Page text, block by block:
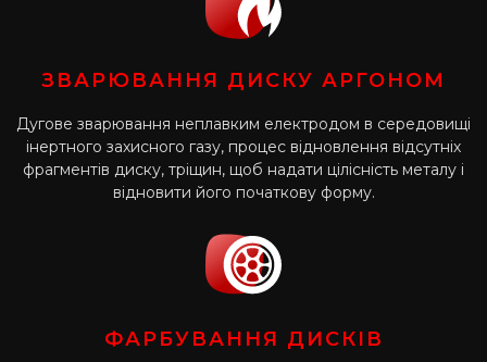
ЗВАРЮВАННЯ ДИСКУ АРГОНОМ
Дугове зварювання неплавким електродом в середовищі
інертного захисного газу, процес відновлення відсутніх
фрагментів диску, тріщин, щоб надати цілісність металу і
відновити його початкову форму.
ФАРБУВАННЯ ДИСКІВ